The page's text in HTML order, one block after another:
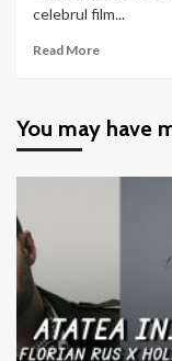
celebrul film...
Read MoreRead
–
You may have